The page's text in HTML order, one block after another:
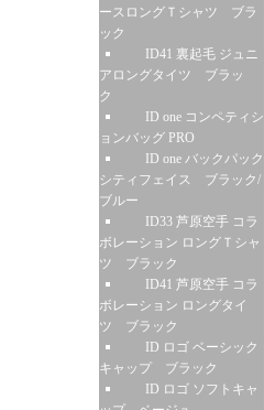
ースロングＴシャツ ブラ
ック
ID41 裏起毛 ジュニ
アロングタイツ ブラッ
ク
ID one コンペティシ
ョンバッグ PRO
ID one バックパック
シティフェイス ブラック/
ブルー
ID33 芦原空手 コラ
ボレーション ロングＴシャ
ツ ブラック
ID41 芦原空手 コラ
ボレーション ロングタイ
ツ ブラック
ID ロゴ ベーシック
キャップ ブラック
ID ロゴ ソフトキャ